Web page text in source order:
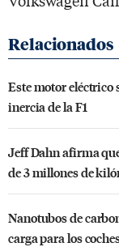
Este motor eléctrico
inercia de la F1
Jeff Dahn afirma
de 3 millones de
Nanotubos de
carga para los